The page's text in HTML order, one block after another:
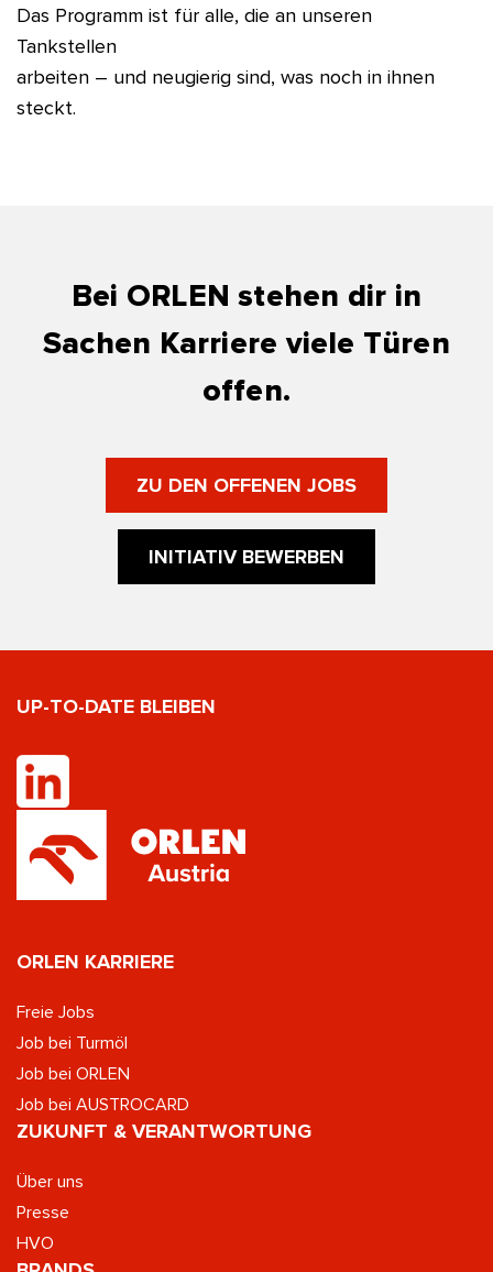
Das Programm ist für alle, die an unseren
Tankstellen
arbeiten – und neugierig sind, was noch in ihnen
steckt.
Bei ORLEN stehen dir in
Sachen Karriere viele Türen
offen.
ZU DEN OFFENEN JOBS
INITIATIV BEWERBEN
UP-TO-DATE BLEIBEN
ORLEN KARRIERE
Freie Jobs
Job bei Turmöl
Job bei ORLEN
Job bei AUSTROCARD
ZUKUNFT & VERANTWORTUNG
Über uns
Presse
HVO